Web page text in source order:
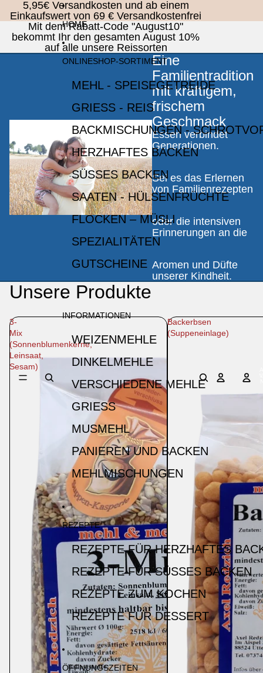
HOME
ONLINESHOP-SORTIMENT
MEHL - SPEISEGETREIDE
GRIESS - REIS
BACKMISCHUNGEN -
HERZHAFTES BACKEN
SÜSSES BACKEN
SAATEN - HÜLSENFRÜCHTE
FLOCKEN – MÜSLI
SPEZIALITÄTEN
GUTSCHEINE
INFORMATIONEN
WEIZENMEHLE
DINKELMEHLE
VERSCHIEDENE MEHLE
GRIESS
MUSMEHL
PANIEREN UND BACKEN
MEHLMISCHUNGEN
REZEPTE
REZEPTE FÜR HERZHAFTES
REZEPTE FÜR SÜSSES BACKEN
REZEPTE ZUM KOCHEN
REZEPTE FÜR DESSERT
ÖFFNUNGSZEITEN
5,95€ Versandkosten und ab einem
Einkaufswert von 69 € Versandkostenfrei
Mit dem Rabatt-Code "August10"
bekommt Ihr den gesamten August 10%
auf alle unsere Reissorten
Eine
Familientradition
mit kräftigem,
frischem
Geschmack
Essen verbindet
Generationen.
Sei es das Erlernen
von Familienrezepten
oder die intensiven
Erinnerungen an die
Aromen und Düfte
unserer Kindheit.
Unsere Produkte
3-
Mix
(Sonnenblumenkerne,
Leinsaat,
Sesam)
Backerbsen
(Suppeneinlage)